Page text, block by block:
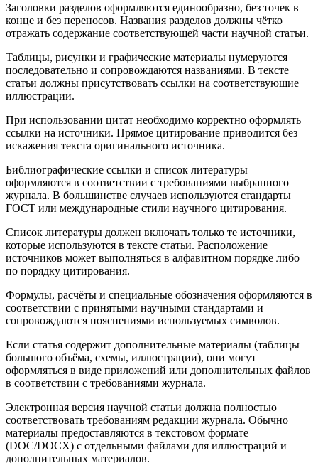
Заголовки разделов оформляются единообразно, без точек в
конце и без переносов. Названия разделов должны чётко
отражать содержание соответствующей части научной статьи.
Таблицы, рисунки и графические материалы нумеруются
последовательно и сопровождаются названиями. В тексте
статьи должны присутствовать ссылки на соответствующие
иллюстрации.
При использовании цитат необходимо корректно оформлять
ссылки на источники. Прямое цитирование приводится без
искажения текста оригинального источника.
Библиографические ссылки и список литературы
оформляются в соответствии с требованиями выбранного
журнала. В большинстве случаев используются стандарты
ГОСТ или международные стили научного цитирования.
Список литературы должен включать только те источники,
которые используются в тексте статьи. Расположение
источников может выполняться в алфавитном порядке либо
по порядку цитирования.
Формулы, расчёты и специальные обозначения оформляются в
соответствии с принятыми научными стандартами и
сопровождаются пояснениями используемых символов.
Если статья содержит дополнительные материалы (таблицы
большого объёма, схемы, иллюстрации), они могут
оформляться в виде приложений или дополнительных файлов
в соответствии с требованиями журнала.
Электронная версия научной статьи должна полностью
соответствовать требованиям редакции журнала. Обычно
материалы предоставляются в текстовом формате
(DOC/DOCX) с отдельными файлами для иллюстраций и
дополнительных материалов.